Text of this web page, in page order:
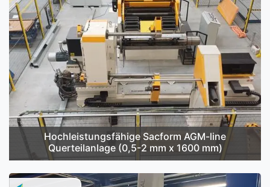
Hochleistungsfähige Sacform AGM-line
Querteilanlage (0,5-2 mm x 1600 mm)